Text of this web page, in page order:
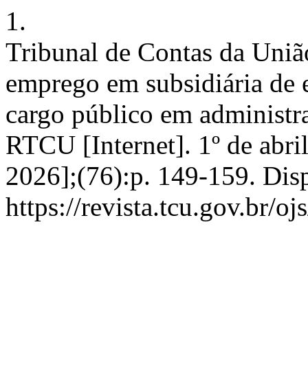
1.
Tribunal de Contas da
emprego em subsidiária de
cargo público em
RTCU [Internet]. 1º de
2026];(76):p. 149-159.
https://revista.tcu.gov.br/